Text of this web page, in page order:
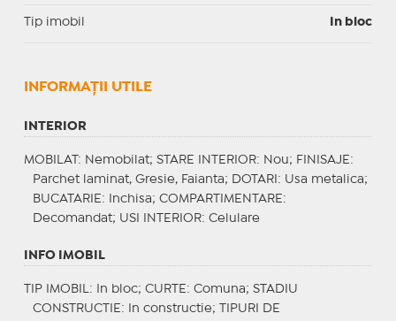
Tip imobil In bloc
INFORMAŢII UTILE
INTERIOR
MOBILAT : Nemobilat; STARE INTERIOR: Nou; FINISAJE :
Parchet laminat, Gresie, Faianta;
DOTARI : Usa metalica;
BUCATARIE : Inchisa; COMPARTIMENTARE :
Decomandat; USI INTERIOR: Celulare
INFO IMOBIL
TIP IMOBIL : In bloc; CURTE : Comuna; STADIU
CONSTRUCTIE : In constructie;
TIPURI DE